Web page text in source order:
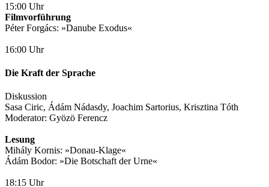
15:00 Uhr
Filmvorführung
Péter Forgács: »Danube Exodus«
16:00 Uhr
Die Kraft der Sprache
Diskussion
Sasa Ciric, Ádám Nádasdy, Joachim Sartorius, Krisztina Tóth
Moderator: Gyözö Ferencz
Lesung
Mihály Kornis: »Donau-Klage«
Ádám Bodor: »Die Botschaft der Urne«
18:15 Uhr